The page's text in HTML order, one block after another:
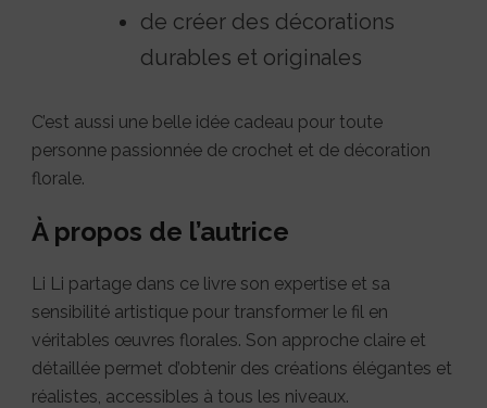
de créer des décorations
durables et originales
C’est aussi une belle idée cadeau pour toute
personne passionnée de crochet et de décoration
florale.
À propos de l’autrice
Li Li partage dans ce livre son expertise et sa
sensibilité artistique pour transformer le fil en
véritables œuvres florales. Son approche claire et
détaillée permet d’obtenir des créations élégantes et
réalistes, accessibles à tous les niveaux.